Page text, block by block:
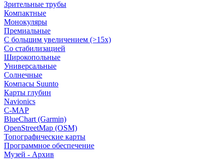
Зрительные трубы
Компактные
Монокуляры
Премиальные
С большим увеличением (>15x)
Со стабилизацией
Широкопольные
Универсальные
Солнечные
Компасы Suunto
Карты глубин
Navionics
C-MAP
BlueChart (Garmin)
OpenStreetMap (OSM)
Топографические карты
Программное обеспечение
Музей - Архив